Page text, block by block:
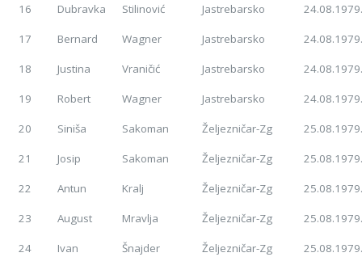
16 Dubravka Stilinović Jastrebarsko
17 Bernard Wagner Jastrebarsko
18 Justina Vraničić Jastrebarsko
19 Robert Wagner Jastrebarsko
20 Siniša Sakoman Željezničar-Zg
21 Josip Sakoman Željezničar-Zg
22 Antun Kralj Željezničar-Zg
23 August Mravlja Željezničar-Zg
24 Ivan Šnajder Željezničar-Zg